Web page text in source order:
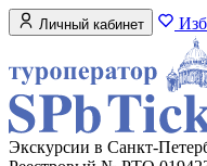
Личный кабинет
Экскурсии в Санкт-